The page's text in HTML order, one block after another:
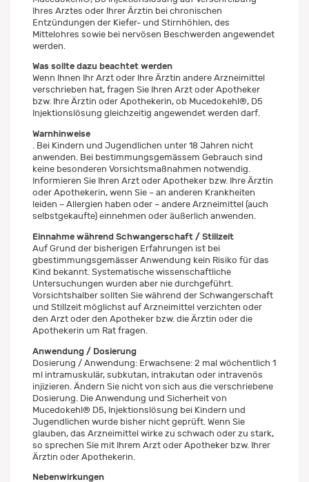
Ihres Arztes oder Ihrer Ärztin bei chronischen
Entzündungen der Kiefer- und Stirnhöhlen, des
Mittelohres sowie bei nervösen Beschwerden angewendet
werden.
Was sollte dazu beachtet werden
Wenn Ihnen Ihr Arzt oder Ihre Ärztin andere Arzneimittel
verschrieben hat, fragen Sie Ihren Arzt oder Apotheker
bzw. Ihre Ärztin oder Apothekerin, ob Mucedokehl®, D5
Injektionslösung gleichzeitig angewendet werden darf.
Warnhinweise
. Bei Kindern und Jugendlichen unter 18 Jahren nicht
anwenden. Bei bestimmungsgemässem Gebrauch sind
keine besonderen Vorsichtsmaßnahmen notwendig.
Informieren Sie Ihren Arzt oder Apotheker bzw. Ihre Ärztin
oder Apothekerin, wenn Sie – an anderen Krankheiten
leiden – Allergien haben oder – andere Arzneimittel (auch
selbstgekaufte) einnehmen oder äußerlich anwenden.
Einnahme während Schwangerschaft / Stillzeit
Auf Grund der bisherigen Erfahrungen ist bei
gbestimmungsgemässer Anwendung kein Risiko für das
Kind bekannt. Systematische wissenschaftliche
Untersuchungen wurden aber nie durchgeführt.
Vorsichtshalber sollten Sie während der Schwangerschaft
und Stillzeit möglichst auf Arzneimittel verzichten oder
den Arzt oder den Apotheker bzw. die Ärztin oder die
Apothekerin um Rat fragen.
Anwendung / Dosierung
Dosierung / Anwendung: Erwachsene: 2 mal wöchentlich 1
ml intramuskulär, subkutan, intrakutan oder intravenös
injizieren. Ändern Sie nicht von sich aus die verschriebene
Dosierung. Die Anwendung und Sicherheit von
Mucedokehl® D5, Injektionslösung bei Kindern und
Jugendlichen wurde bisher nicht geprüft. Wenn Sie
glauben, das Arzneimittel wirke zu schwach oder zu stark,
so sprechen Sie mit Ihrem Arzt oder Apotheker bzw. Ihrer
Ärztin oder Apothekerin.
Nebenwirkungen